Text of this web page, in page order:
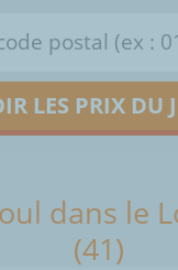
LES PRIX DU
dans le
(41)